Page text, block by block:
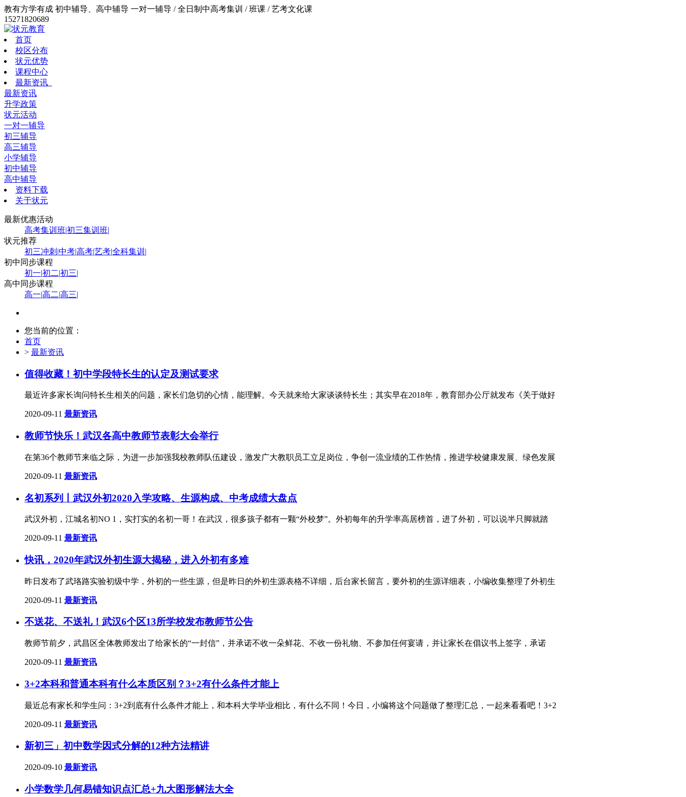
教有方学有成 初中辅导、高中辅导 一对一辅导 / 全日制中高考集训 / 班课 / 艺考文化课
15271820689
首页
校区分布
状元优势
课程中心
最新资讯
最新资讯
升学政策
状元活动
一对一辅导
初三辅导
高三辅导
小学辅导
初中辅导
高中辅导
资料下载
关于状元
最新优惠活动
高考集训班|初三集训班|
状元推荐
初三冲刺 |中考|高考|艺考|全科集训 |
初中同步课程
初一|初二|初三|
高中同步课程
高一|高二|高三|
您当前的位置：
首页
> 最新资讯
值得收藏！初中学段特长生的认定及测试要求
最近许多家长询问特长生相关的问题，家长们急切的心情，能理解。今天就来给大家谈谈特长生；其实早在2018年，教育部办公厅就发布《关于做好
2020-09-11 最新资讯
教师节快乐！武汉各高中教师节表彰大会举行
在第36个教师节来临之际，为进一步加强我校教师队伍建设，激发广大教职员工立足岗位，争创一流业绩的工作热情，推进学校健康发展、绿色发展
2020-09-11 最新资讯
名初系列丨武汉外初2020入学攻略、生源构成、中考成绩大盘点
武汉外初，江城名初NO 1，实打实的名初一哥！在武汉，很多孩子都有一颗“外校梦”。外初每年的升学率高居榜首，进了外初，可以说半只脚就踏
2020-09-11 最新资讯
快讯，2020年武汉外初生源大揭秘，进入外初有多难
昨日发布了武珞路实验初级中学，外初的一些生源，但是昨日的外初生源表格不详细，后台家长留言，要外初的生源详细表，小编收集整理了外初生
2020-09-11 最新资讯
不送花、不送礼！武汉6个区13所学校发布教师节公告
教师节前夕，武昌区全体教师发出了给家长的“一封信”，并承诺不收一朵鲜花、不收一份礼物、不参加任何宴请，并让家长在倡议书上签字，承诺
2020-09-11 最新资讯
3+2本科和普通本科有什么本质区别？3+2有什么条件才能上
最近总有家长和学生问：3+2到底有什么条件才能上，和本科大学毕业相比，有什么不同！今日，小编将这个问题做了整理汇总，一起来看看吧！3+2
2020-09-11 最新资讯
新初三」初中数学因式分解的12种方法精讲
2020-09-10 最新资讯
小学数学几何易错知识点汇总+九大图形解法大全